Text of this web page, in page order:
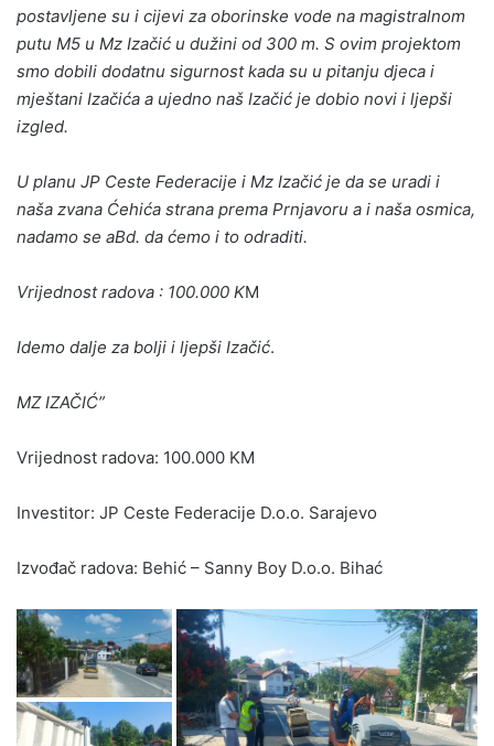
postavljene su i cijevi za oborinske vode na magistralnom
putu M5 u Mz Izačić u dužini od 300 m. S ovim projektom
smo dobili dodatnu sigurnost kada su u pitanju djeca i
mještani Izačića a ujedno naš Izačić je dobio novi i ljepši
izgled.
U planu JP Ceste Federacije i Mz Izačić je da se uradi i
naša zvana Ćehića strana prema Prnjavoru a i naša osmica,
nadamo se aBd. da ćemo i to odraditi.
Vrijednost radova : 100.000 KM
Idemo dalje za bolji i ljepši Izačić.
MZ IZAČIĆ”
Vrijednost radova: 100.000 KM
Investitor: JP Ceste Federacije D.o.o. Sarajevo
Izvođač radova: Behić – Sanny Boy D.o.o. Bihać